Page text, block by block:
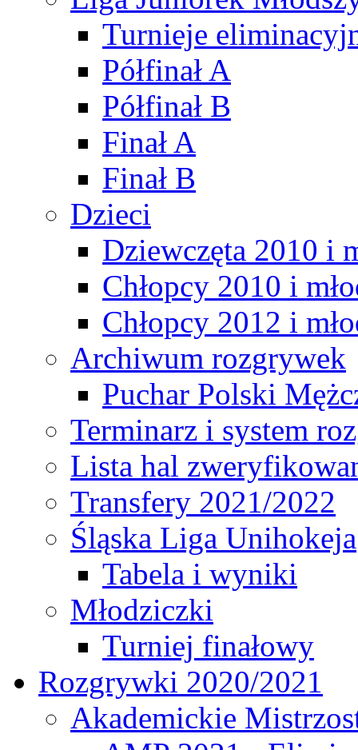
Turnieje
Półfinał A
Półfinał B
Finał A
Finał B
Dzieci
Dziewczęta 2010 i
Chłopcy 2010 i
Chłopcy 2012 i
Archiwum rozgrywek
Puchar Polski
Terminarz i system
Lista hal
Transfery 2021/2022
Śląska Liga Unihokeja
Tabela i wyniki
Młodziczki
Turniej finałowy
Rozgrywki 2020/2021
Akademickie